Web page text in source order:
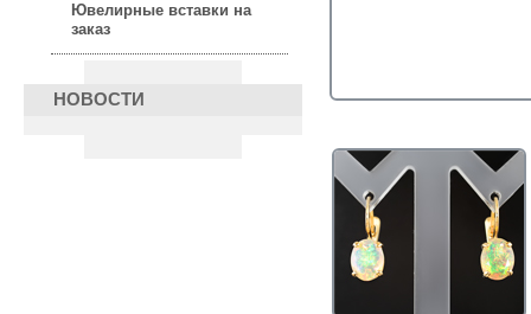
Ювелирные вставки на
заказ
НОВОСТИ